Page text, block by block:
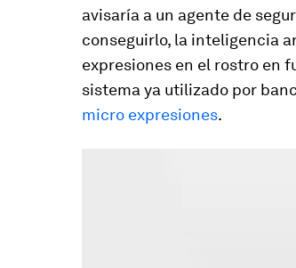
avisaría a un agente de
conseguirlo, la inteligencia
expresiones en el rostro en
sistema ya utilizado por
micro expresiones.